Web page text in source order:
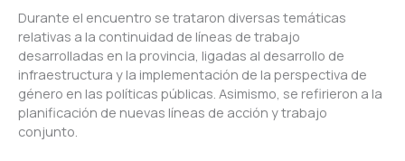
Durante el encuentro se trataron diversas temáticas
relativas a la continuidad de líneas de trabajo
desarrolladas en la provincia, ligadas al desarrollo de
infraestructura y la implementación de la perspectiva de
género en las políticas públicas. Asimismo, se refirieron a la
planificación de nuevas líneas de acción y trabajo
conjunto.